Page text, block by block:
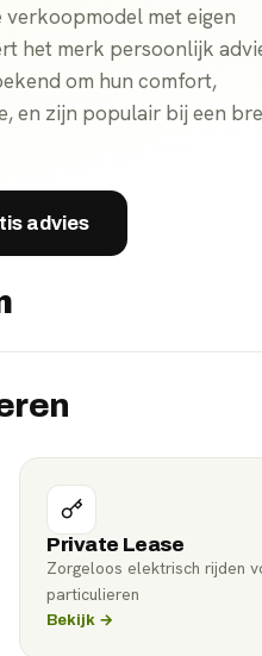
met eigen
het merk persoonlijk
om hun comfort,
en zijn populair bij een
advies
Private Lease
Zorgeloos elektrisch rijden
particulieren
Bekijk →